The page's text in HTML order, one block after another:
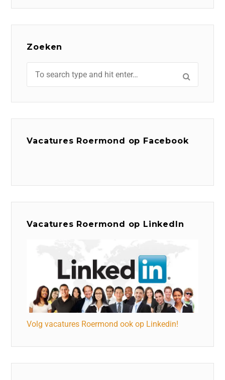
Zoeken
Vacatures Roermond op Facebook
Vacatures Roermond op LinkedIn
Volg vacatures Roermond ook op Linkedin!